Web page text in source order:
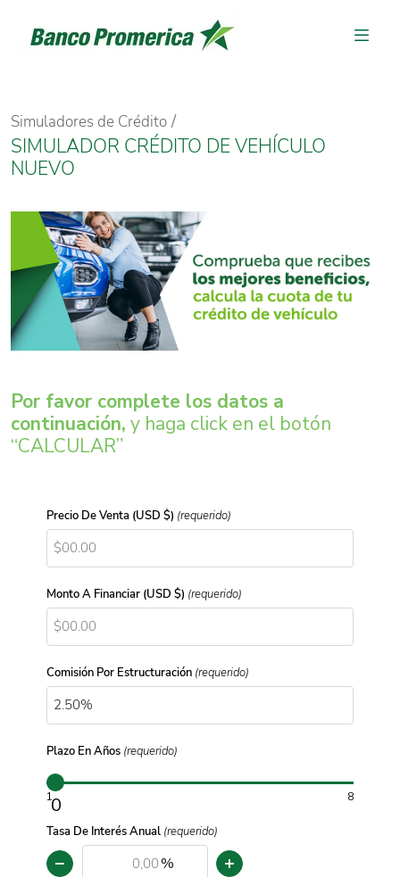
Simuladores de Crédito
SIMULADOR CRÉDITO DE VEHÍCULO
NUEVO
Por favor complete los datos a
continuación, y haga click en el botón
“CALCULAR”
Precio De Venta (USD $) (requerido)
Monto A Financiar (USD $) (requerido)
Comisión Por Estructuración (requerido)
Plazo En Años (requerido)
0
1 8
Tasa De Interés Anual (requerido)
− % +